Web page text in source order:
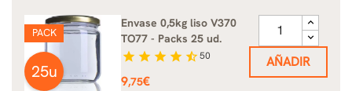
Envase 0,5kg liso V370
TO77 - Packs 25 ud.
star star star star star_half50
Precio
9,75€
PACK
25u AÑADIR